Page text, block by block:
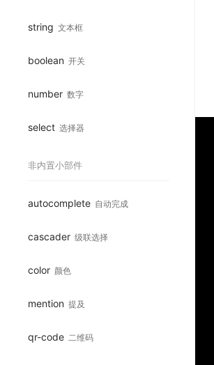
string 文本框
boolean 开关
number 数字
select 选择器
非内置小部件
autocomplete 自动完成
cascader 级联选择
color 颜色
mention 提及
qr-code 二维码